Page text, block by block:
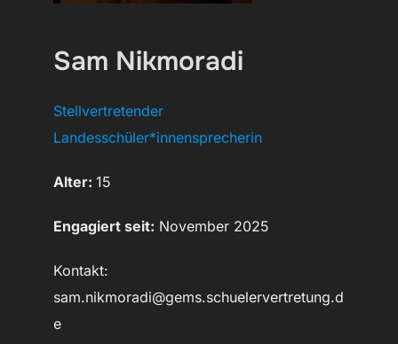
Sam Nikmoradi
Stellvertretender
Landesschüler*innensprecherin
Alter: 15
Engagiert seit: November 2025
Kontakt:
sam.nikmoradi@gems.schuelervertretung.d
e